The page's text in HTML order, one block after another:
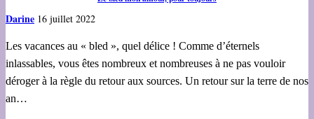
Darine 16 juillet 2022
Les vacances au « bled », quel délice ! Comme d’éternels
inlassables, vous êtes nombreux et nombreuses à ne pas vouloir
déroger à la règle du retour aux sources. Un retour sur la terre de nos
an…